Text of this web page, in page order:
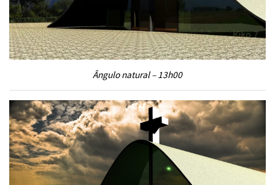
Ângulo natural – 13h00